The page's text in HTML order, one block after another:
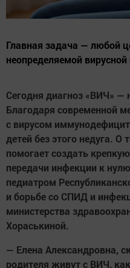
Главная задача — любой
неопределяемой вирусной
Сегодня диагноз «ВИЧ» —
Благодаря современной
с вирусом
детей без этого недуга. О
помогает создать
передачи инфекции к
педиатром
и борьбе со СПИД и
министерства
Хораськиной.
— Елена Александровна,
родителя живут с ВИЧ,